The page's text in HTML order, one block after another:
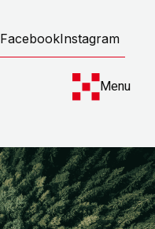
FacebookInstagram
Menu